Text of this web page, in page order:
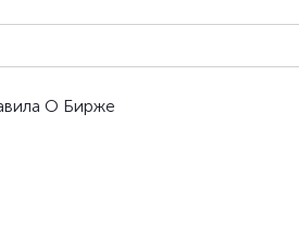
О Бирже